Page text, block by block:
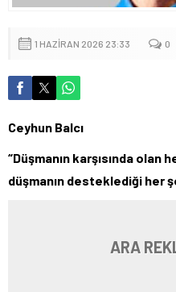
1 HAZIRAN 2026 23:33 0
Ceyhun Balcı
“Düşmanın karşısında
düşmanın desteklediği her
ARA